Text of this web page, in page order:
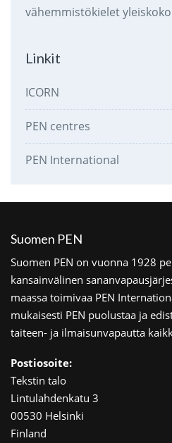
vähemmistökielet
Linkit
ICORN
PEN centres
PEN International
Suomen PEN
Suomen PEN on vuonna 1928
kansainvälinen
maassa toimivaa PEN
mukaisesti PEN puolustaa ja
taiteen- ja ilmaisunvapautta
Postiosoite:
Tekstin talo
Lintulahdenkatu 3
00530 Helsinki
Finland